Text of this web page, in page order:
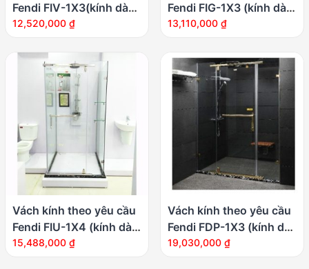
Fendi FIV-1X3(kính dày
8mm)
12,520,000 ₫
Fendi FIG-1X3 (kính dày
8mm)
13,110,000 ₫
Vách kính theo yêu cầu
Fendi FIU-1X4 (kính dày
8mm)
15,488,000 ₫
Vách kính theo yêu cầu
Fendi FDP-1X3 (kính dày
10mm)
19,030,000 ₫